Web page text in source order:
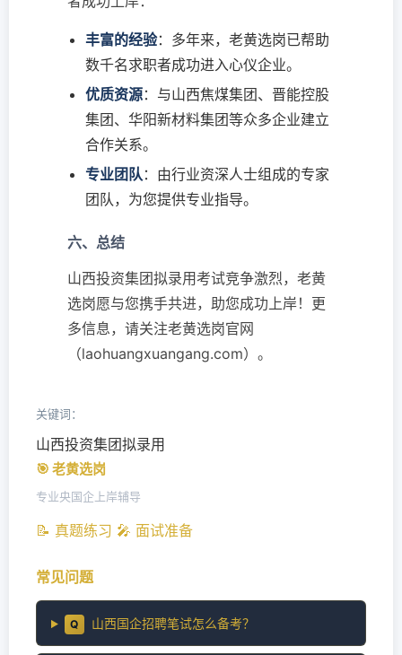
丰富的经验：多年来，老黄选岗已帮助
数千名求职者成功进入心仪企业。
优质资源：与山西焦煤集团、晋能控股
集团、华阳新材料集团等众多企业建立
合作关系。
专业团队：由行业资深人士组成的专家
团队，为您提供专业指导。
六、总结
山西投资集团拟录用考试竞争激烈，老黄
选岗愿与您携手共进，助您成功上岸！更
多信息，请关注老黄选岗官网
（laohuangxuangang.com）。
关键词：
山西投资集团拟录用
🎯 老黄选岗
专业央国企上岸辅导
📝 真题练习 🎤 面试准备
常见问题
Q 山西国企招聘笔试怎么备考？